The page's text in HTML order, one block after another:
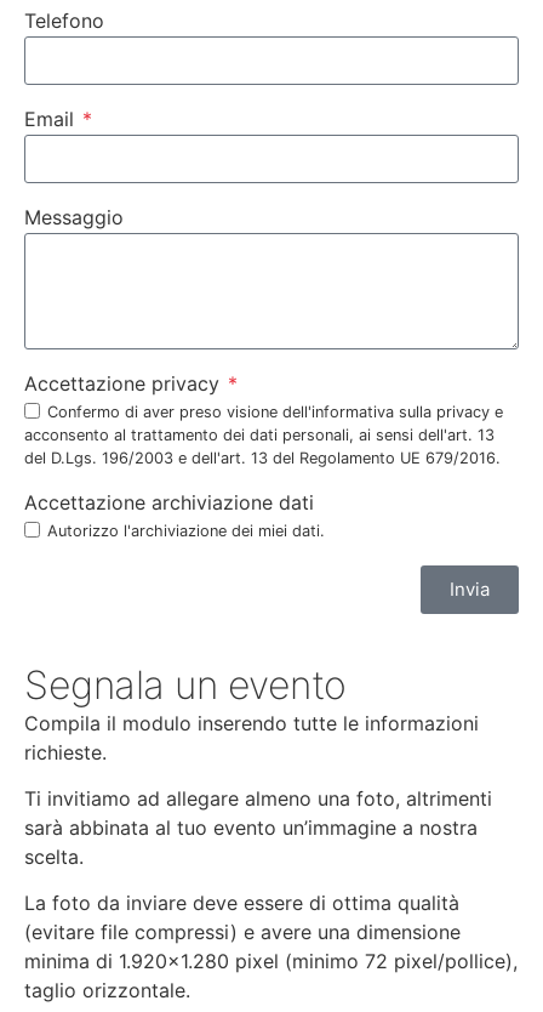
Telefono
Email
Messaggio
Accettazione privacy
Confermo di aver preso visione dell'informativa sulla privacy e
acconsento al trattamento dei dati personali, ai sensi dell'art. 13
del D.Lgs. 196/2003 e dell'art. 13 del Regolamento UE 679/2016.
Accettazione archiviazione dati
Autorizzo l'archiviazione dei miei dati.
Invia
Segnala un evento
Compila il modulo inserendo tutte le informazioni
richieste.
Ti invitiamo ad allegare almeno una foto, altrimenti
sarà abbinata al tuo evento un’immagine a nostra
scelta.
La foto da inviare deve essere di ottima qualità
(evitare file compressi) e avere una dimensione
minima di 1.920×1.280 pixel (minimo 72 pixel/pollice),
taglio orizzontale.